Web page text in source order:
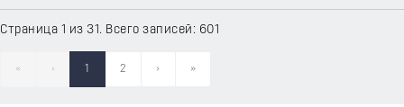
Страница 1 из 31. Всего записей: 601
« ‹ 1 2 › »